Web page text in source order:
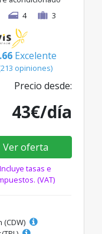
4 3
Excelente
opiniones)
Precio desde:
43€/día
Ver oferta
Incluye tasas e
(VAT)